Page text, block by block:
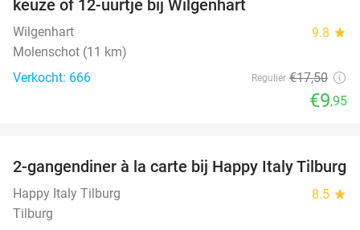
keuze of 12-uurtje bij Wilgenhart
Wilgenhart 9.8 star
Molenschot (11 km)
Verkocht: 666
Regulier €17,50
€9,95
35%
2-gangendiner à la carte bij Happy Italy Tilburg
Happy Italy Tilburg 8.5 star
Tilburg